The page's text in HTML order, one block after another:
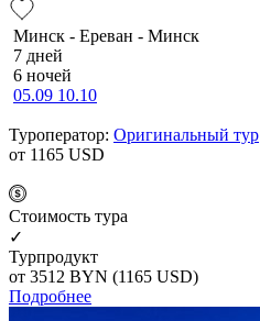
Минск - Ереван - Минск
7 дней
6 ночей
05.09 10.10
Туроператор: Оригинальный тур
от 1165 USD
Cтоимость тура
✓
Турпродукт
от 3512 BYN (1165 USD)
Подробнее